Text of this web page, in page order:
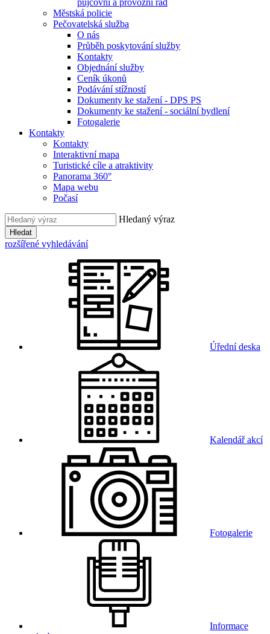
půjčovní a provozní řád
Městská policie
Pečovatelská služba
O nás
Průběh poskytování služby
Kontakty
Objednání služby
Ceník úkonů
Podávání stížností
Dokumenty ke stažení - DPS PS
Dokumenty ke stažení - sociální bydlení
Fotogalerie
Kontakty
Kontakty
Interaktivní mapa
Turistické cíle a atraktivity
Panorama 360°
Mapa webu
Počasí
Hledaný výraz
Hledat
rozšířené vyhledávání
Úřední deska
Kalendář akcí
Fotogalerie
Informace